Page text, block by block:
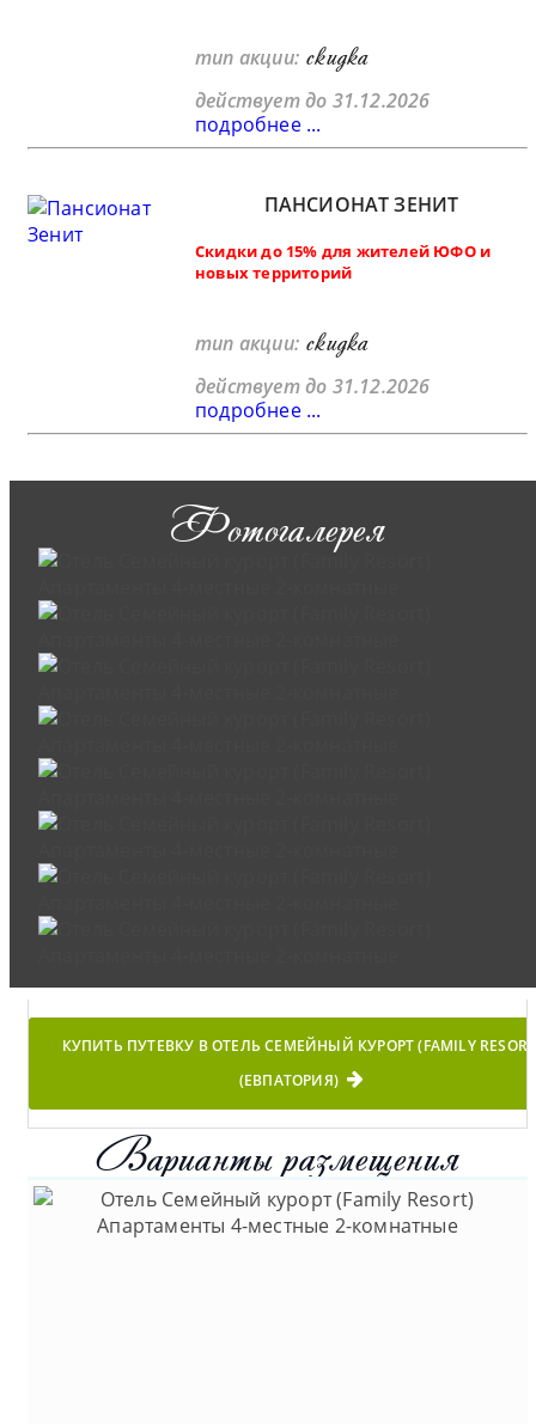
тип акции: скидка
действует до 31.12.2026
подробнее ...
ПАНСИОНАТ ЗЕНИТ
Скидки до 15% для жителей ЮФО и
новых территорий
тип акции: скидка
действует до 31.12.2026
подробнее ...
Фотогалерея
КУПИТЬ ПУТЕВКУ В ОТЕЛЬ СЕМЕЙНЫЙ КУРОРТ (FAMILY
(ЕВПАТОРИЯ)
Варианты размещения